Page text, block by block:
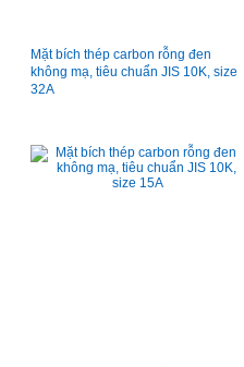
Mặt bích thép carbon rỗng đen
không mạ, tiêu chuẩn JIS 10K, size
32A